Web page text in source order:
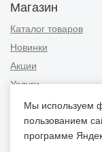
Магазин
Каталог товаров
Новинки
Акции
Услуги
Информация
Публичная оферта
Мы используем
пользованием
программе